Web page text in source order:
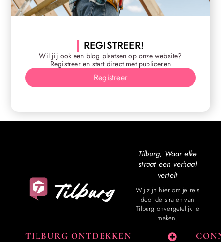
REGISTREER!
Wil jij ook een blog plaatsen op onze website?
Registreer en start direct met publiceren
Registreer
TILBURG ONTDEKKEN
Tilburg, Waar elke
straat een verhaal
vertelt
Wij zijn hier om je reis
door de straten van
Tilburg onvergetelijk te
maken.